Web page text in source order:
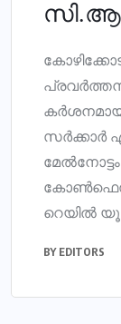
സര്‍ക്കാര്‍
റെയില്‍
BY EDITORS